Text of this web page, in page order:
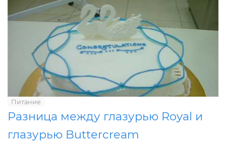
Питание
Разница между глазурью Royal и
глазурью Buttercream